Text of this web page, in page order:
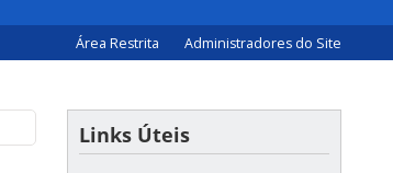
Área Restrita Administradores do Site
Links Úteis